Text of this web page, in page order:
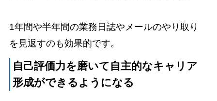
1年間や半年間の業務日誌やメールのやり取り
を見返すのも効果的です。
自己評価力を磨いて自主的なキャリア
形成ができるようになる